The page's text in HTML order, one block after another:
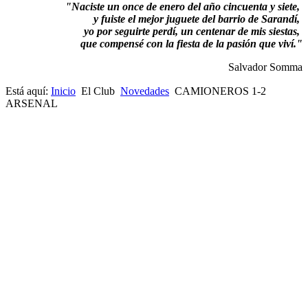
"Naciste un once de enero del año cincuenta y siete,
y fuiste el mejor juguete del barrio de Sarandí,
yo por seguirte perdí, un centenar de mis siestas,
que compensé con la fiesta de la pasión que viví."
Salvador Somma
Está aquí: Inicio El Club Novedades CAMIONEROS 1-2
ARSENAL